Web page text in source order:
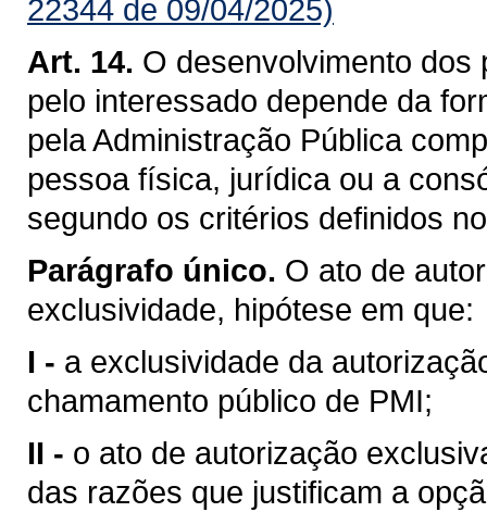
22344 de 09/04/2025)
Art. 14. O desenvolvimento dos
pelo interessado depende da
pela Administração Pública
pessoa física, jurídica ou a
segundo os critérios definidos
Parágrafo único. O ato de
exclusividade, hipótese em que:
I - a exclusividade da
chamamento público de PMI;
II - o ato de autorização
das razões que justificam a